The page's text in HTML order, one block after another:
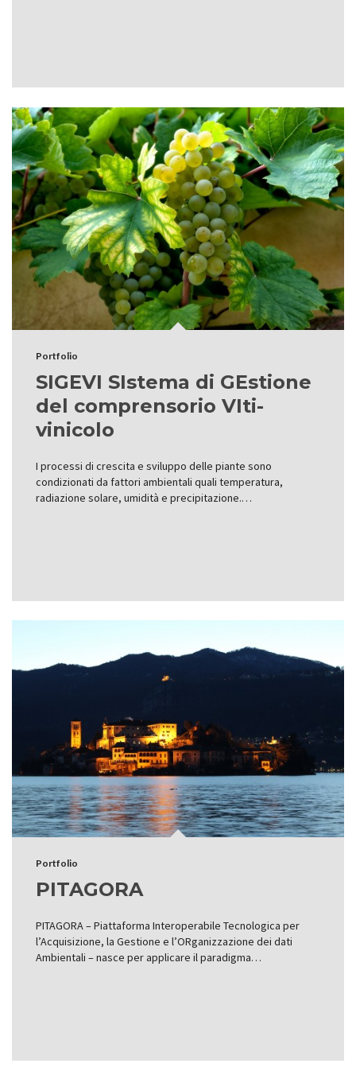
Portfolio
SIGEVI SIstema di GEstione
del comprensorio VIti-
vinicolo
I processi di crescita e sviluppo delle piante sono
condizionati da fattori ambientali quali temperatura,
radiazione solare, umidità e precipitazione.…
Portfolio
PITAGORA
PITAGORA – Piattaforma Interoperabile Tecnologica per
l’Acquisizione, la Gestione e l’ORganizzazione dei dati
Ambientali – nasce per applicare il paradigma…